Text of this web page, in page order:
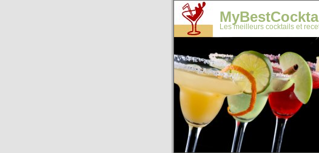
Les meilleurs cocktails et